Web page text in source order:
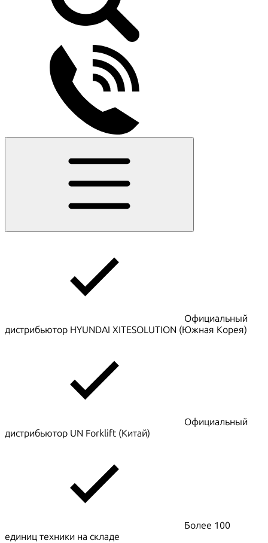
Официальный
дистрибьютор HYUNDAI XITESOLUTION (Южная Корея)
Официальный
дистрибьютор UN Forklift (Китай)
Более 100
единиц техники на складе